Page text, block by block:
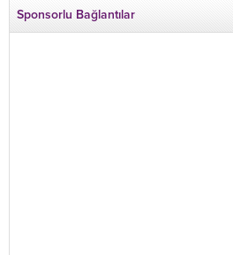
Sponsorlu Bağlantılar